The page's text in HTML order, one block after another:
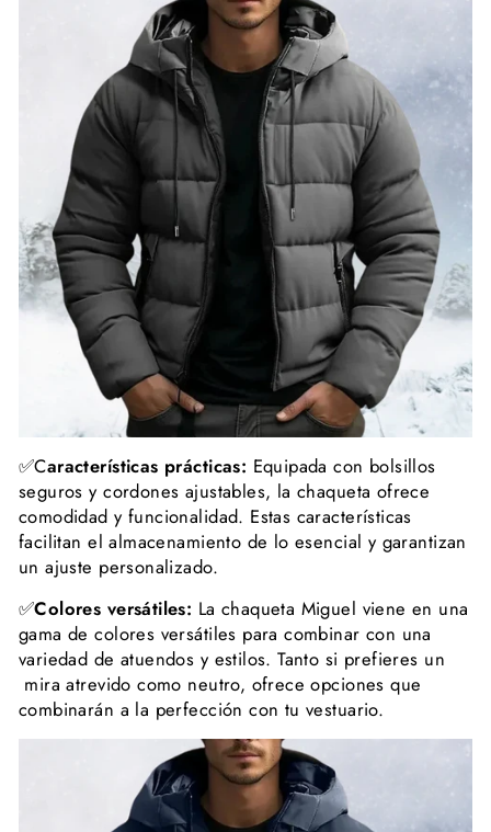
✅Características prácticas: Equipada con bolsillos
seguros y cordones ajustables, la chaqueta ofrece
comodidad y funcionalidad. Estas características
facilitan el almacenamiento de lo esencial y garantizan
un ajuste personalizado.
✅Colores versátiles: La chaqueta Miguel viene en una
gama de colores versátiles para combinar con una
variedad de atuendos y estilos. Tanto si prefieres un
mira atrevido como neutro, ofrece opciones que
combinarán a la perfección con tu vestuario.